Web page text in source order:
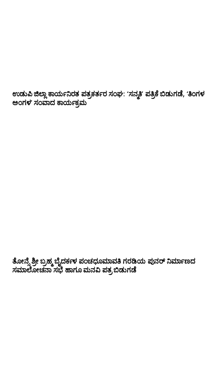
ಉಡುಪಿ ಜಿಲ್ಲಾ ಕಾರ್ಯನಿರತ ಪತ್ರಕರ್ತರ ಸಂಘ: ‘ಸನ್ಮತಿ’ ಪತ್ರಿಕೆ ಬಿಡುಗಡೆ, ‘ತಿಂಗಳ
ಅಂಗಳ’ ಸಂವಾದ ಕಾರ್ಯಕ್ರಮ
ತೋನ್ಸೆ ಶ್ರೀ ಬ್ರಹ್ಮ ಬೈದರ್ಕಳ ಪಂಚಧೂಮಾವತಿ ಗರಡಿಯ ಪುನರ್ ನಿರ್ಮಾಣದ
ಸಮಾಲೋಚನಾ ಸಭೆ ಹಾಗೂ ಮನವಿ ಪತ್ರ ಬಿಡುಗಡೆ